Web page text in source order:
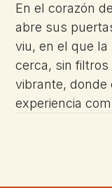
En el corazón
abre sus
viu, en el que
cerca, sin filtros
vibrante, donde
experiencia